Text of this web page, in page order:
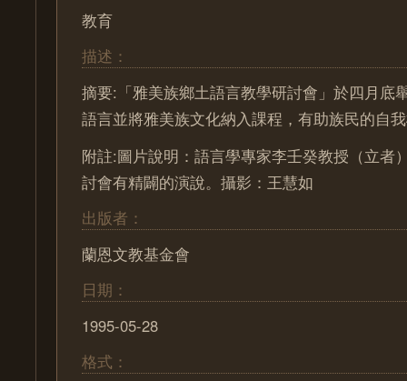
教育
描述：
摘要:「雅美族鄉土語言教學研討會」於四月底
語言並將雅美族文化納入課程，有助族民的自
附註:圖片說明：語言學專家李壬癸教授（立者
討會有精闢的演說。攝影：王慧如
出版者：
蘭恩文教基金會
日期：
1995-05-28
格式：